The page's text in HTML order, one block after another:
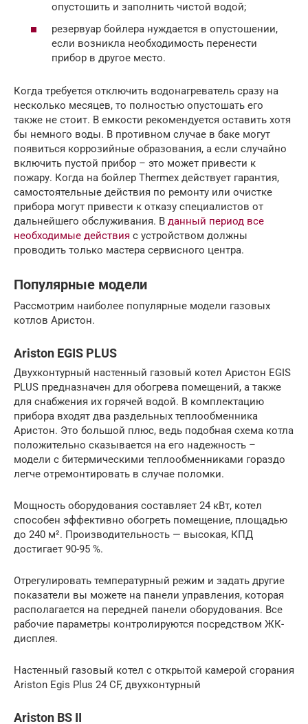
опустошить и заполнить чистой водой;
резервуар бойлера нуждается в опустошении,
если возникла необходимость перенести
прибор в другое место.
Когда требуется отключить водонагреватель сразу на
несколько месяцев, то полностью опустошать его
также не стоит. В емкости рекомендуется оставить хотя
бы немного воды. В противном случае в баке могут
появиться коррозийные образования, а если случайно
включить пустой прибор – это может привести к
пожару. Когда на бойлер Thermex действует гарантия,
самостоятельные действия по ремонту или очистке
прибора могут привести к отказу специалистов от
дальнейшего обслуживания. В данный период все
необходимые действия с устройством должны
проводить только мастера сервисного центра.
Популярные модели
Рассмотрим наиболее популярные модели газовых
котлов Аристон.
Ariston EGIS PLUS
Двухконтурный настенный газовый котел Аристон EGIS
PLUS предназначен для обогрева помещений, а также
для снабжения их горячей водой. В комплектацию
прибора входят два раздельных теплообменника
Аристон. Это большой плюс, ведь подобная схема котла
положительно сказывается на его надежность –
модели с битермическими теплообменниками гораздо
легче отремонтировать в случае поломки.
Мощность оборудования составляет 24 кВт, котел
способен эффективно обогреть помещение, площадью
до 240 м². Производительность — высокая, КПД
достигает 90-95 %.
Отрегулировать температурный режим и задать другие
показатели вы можете на панели управления, которая
располагается на передней панели оборудования. Все
рабочие параметры контролируются посредством ЖК-
дисплея.
Настенный газовый котел с открытой камерой сгорания
Ariston Egis Plus 24 СF, двухконтурный
Ariston BS II